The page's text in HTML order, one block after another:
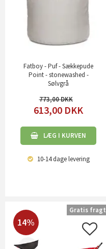
Fatboy - Puf - Sækkepude
Point - stonewashed -
Sølvgrå
773,00
613,00 DKK
LÆG I KURVEN
10-14 dagelevering
14%
Gratis fragt